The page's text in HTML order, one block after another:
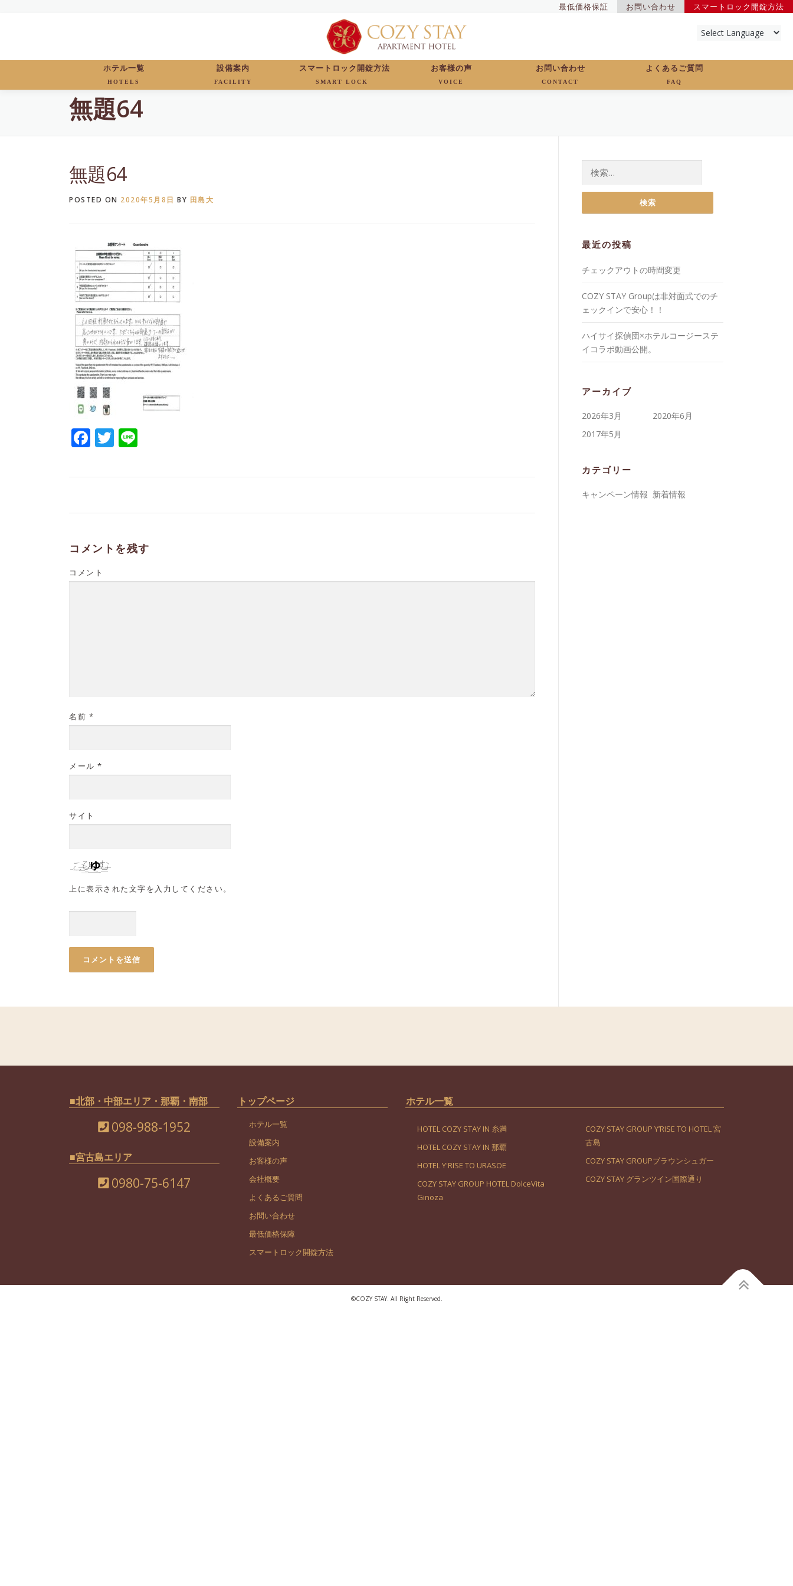
スマートロック開錠方法
お問い合わせ
最低価格保証
ホテル一覧
HOTELS
設備案内
FACILITY
スマートロック開錠方法
SMART LOCK
お客様の声
VOICE
お問い合わせ
CONTACT
よくあるご質問
FAQ
無題64
無題64
POSTED ON 2020年5月8日 BY 田島大
Facebook
Twitter
コメントを残す
コメント
名前 *
メール *
サイト
上に表示された文字を入力してください。
最近の投稿
チェックアウトの時間変更
COZY STAY Groupは非対面式でのチ
ェックインで安心！！
ハイサイ探偵団×ホテルコージーステ
イコラボ動画公開。
アーカイブ
2026年3月
2020年6月
2017年5月
カテゴリー
キャンペーン情報 新着情報
■北部・中部エリア・那覇・南部
098-988-1952
■宮古島エリア
0980-75-6147
トップページ
ホテル一覧
設備案内
お客様の声
会社概要
よくあるご質問
お問い合わせ
最低価格保障
スマートロック開錠方法
ホテル一覧
HOTEL COZY STAY IN 糸満
HOTEL COZY STAY IN 那覇
HOTEL Y'RISE TO URASOE
COZY STAY GROUP HOTEL DolceVita
Ginoza
COZY STAY GROUP Y’RISE TO HOTEL 宮
古島
COZY STAY GROUPブラウンシュガー
COZY STAY グランツイン国際通り
©︎COZY STAY. All Right Reserved.